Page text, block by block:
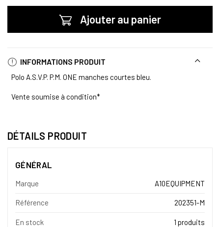
Ajouter au panier
INFORMATIONS PRODUIT
Polo A.S.V.P. P.M. ONE manches courtes bleu.
Vente soumise à condition*
DÉTAILS PRODUIT
GÉNÉRAL
Marque A10EQUIPMENT
Référence 202351-M
En stock 1 produits